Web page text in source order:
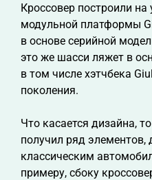
Кроссовер построили на
модульной платформы
в основе серийной
это же шасси ляжет в
в том числе хэтчбека
поколения.
Что касается дизайна,
получил ряд
классическим
примеру, сбоку